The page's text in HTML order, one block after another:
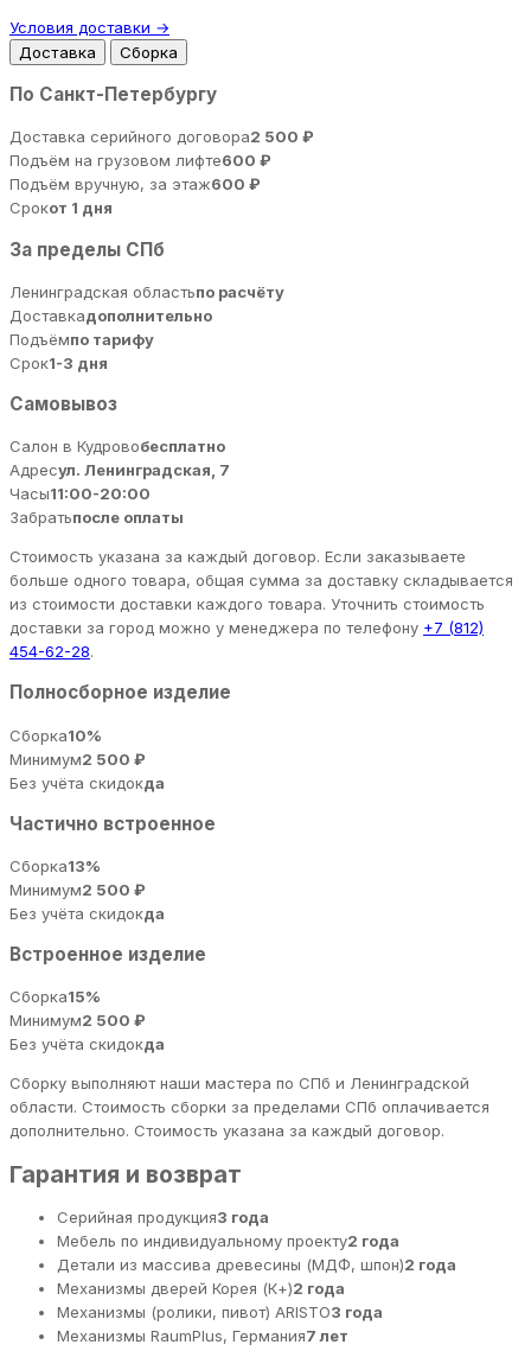
Условия доставки →
Доставка
Сборка
По Санкт-Петербургу
Доставка серийного договора2 500 ₽
Подъём на грузовом лифте600 ₽
Подъём вручную, за этаж600 ₽
Срокот 1 дня
За пределы СПб
Ленинградская областьпо расчёту
Доставкадополнительно
Подъёмпо тарифу
Срок1-3 дня
Самовывоз
Салон в Кудровобесплатно
Адресул. Ленинградская, 7
Часы11:00-20:00
Забратьпосле оплаты
Стоимость указана за каждый договор. Если заказываете
больше одного товара, общая сумма за доставку складывается
из стоимости доставки каждого товара. Уточнить стоимость
доставки за город можно у менеджера по телефону +7 (812)
454-62-28.
Полносборное изделие
Сборка10%
Минимум2 500 ₽
Без учёта скидокда
Частично встроенное
Сборка13%
Минимум2 500 ₽
Без учёта скидокда
Встроенное изделие
Сборка15%
Минимум2 500 ₽
Без учёта скидокда
Сборку выполняют наши мастера по СПб и Ленинградской
области. Стоимость сборки за пределами СПб оплачивается
дополнительно. Стоимость указана за каждый договор.
Гарантия и возврат
Серийная продукция3 года
Мебель по индивидуальному проекту2 года
Детали из массива древесины (МДФ, шпон)2 года
Механизмы дверей Корея (К+)2 года
Механизмы (ролики, пивот) ARISTO3 года
Механизмы RaumPlus, Германия7 лет